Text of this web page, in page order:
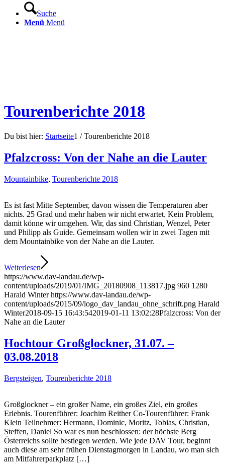
Suche
Menü Menü
Tourenberichte 2018
Du bist hier: Startseite1 / Tourenberichte 2018
Pfalzcross: Von der Nahe an die Lauter
Mountainbike, Tourenberichte 2018
Es ist fast Mitte September, davon wissen die Temperaturen aber
nichts. 25 Grad und mehr haben wir nicht erwartet. Kein Problem,
damit könne wir umgehen. Wir, das sind Christian, Wenzel, Peter
und Philipp als Guide. Gemeinsam wollen wir in zwei Tagen mit
dem Mountainbike von der Nahe an die Lauter.
Weiterlesen
https://www.dav-landau.de/wp-
content/uploads/2019/01/IMG_20180908_113817.jpg 960 1280
Harald Winter https://www.dav-landau.de/wp-
content/uploads/2015/09/logo_dav_landau_ohne_schrift.png Harald
Winter2018-09-15 16:43:542019-01-11 13:02:28Pfalzcross: Von der
Nahe an die Lauter
Hochtour Großglockner, 31.07. –
03.08.2018
Bergsteigen, Tourenberichte 2018
Großglockner – ein großer Name, ein großes Ziel, ein großes
Erlebnis. Tourenführer: Joachim Reither Co-Tourenführer: Frank
Klein Teilnehmer: Hermann, Dominic, Moritz, Tobias, Christian,
Steffen, Daniel So war es nun beschlossen: der höchste Berg
Österreichs sollte bestiegen werden. Wie jede DAV Tour, beginnt
auch diese am sehr frühen Dienstagmorgen in Landau, wo man sich
am Mitfahrerparkplatz […]